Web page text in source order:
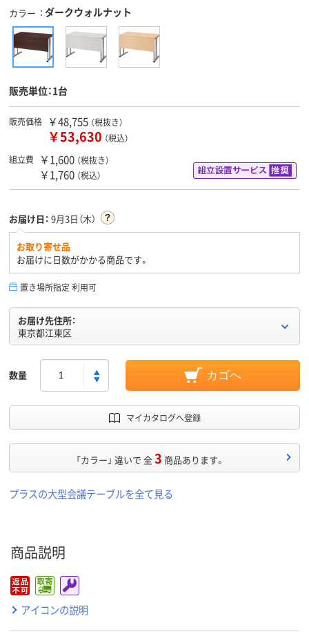
カラー ダークウォルナット
販売単位：1台
販売価格 ￥48,755 （税抜き）
￥53,630 （税込）
組立費
￥1,600 （税抜き）
￥1,760 （税込）
お届け日： 9月3日（木）
お取り寄せ品
お届けに日数がかかる商品です。
置き場所指定 利用可
お届け先住所：
東京都江東区
数量 カゴへ
マイカタログへ登録
「カラー」 違いで 全3 商品あります。
プラスの大型会議テーブルを全て見る
商品説明
アイコンの説明